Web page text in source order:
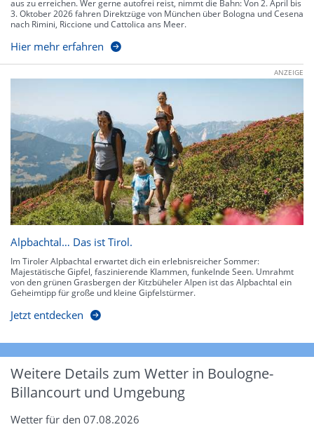
aus zu erreichen. Wer gerne autofrei reist, nimmt die Bahn: Von 2. April bis
3. Oktober 2026 fahren Direktzüge von München über Bologna und Cesena
nach Rimini, Riccione und Cattolica ans Meer.
Hier mehr erfahren
ANZEIGE
Alpbachtal… Das ist Tirol.
Im Tiroler Alpbachtal erwartet dich ein erlebnisreicher Sommer:
Majestätische Gipfel, faszinierende Klammen, funkelnde Seen. Umrahmt
von den grünen Grasbergen der Kitzbüheler Alpen ist das Alpbachtal ein
Geheimtipp für große und kleine Gipfelstürmer.
Jetzt entdecken
Weitere Details zum Wetter in Boulogne-
Billancourt und Umgebung
Wetter für den 07.08.2026